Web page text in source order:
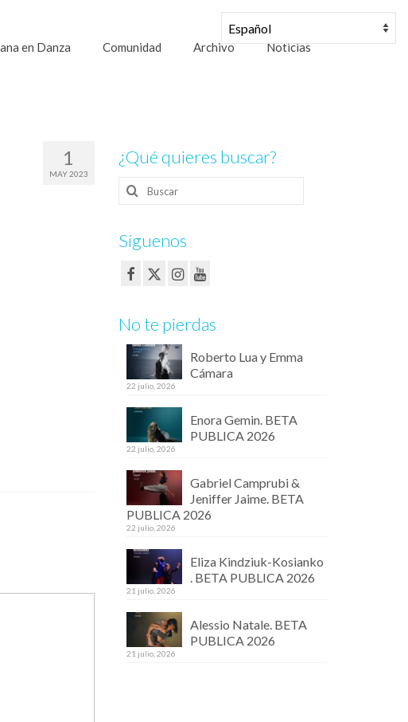
en Danza Comunidad Archivo Noticias
1
MAY 2023
¿Qué quieres buscar?
Buscar
por:
Síguenos
No te pierdas
Roberto Lua y Emma
Cámara
22 julio, 2026
Enora Gemin. BETA
PUBLICA 2026
22 julio, 2026
Gabriel Camprubi &
Jeniffer Jaime. BETA
PUBLICA 2026
22 julio, 2026
Eliza Kindziuk-Kosianko
. BETA PUBLICA 2026
21 julio, 2026
Alessio Natale. BETA
PUBLICA 2026
21 julio, 2026